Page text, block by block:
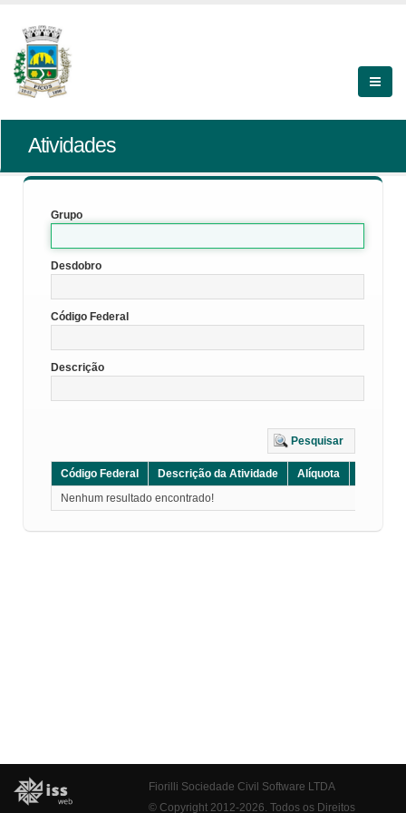
Atividades
Grupo
Desdobro
Código Federal
Descrição
Pesquisar
Código Federal Descrição da Atividade Alíquota
Nenhum resultado encontrado!
Fiorilli Sociedade Civil Software LTDA
© Copyright 2012-2026. Todos os Direitos